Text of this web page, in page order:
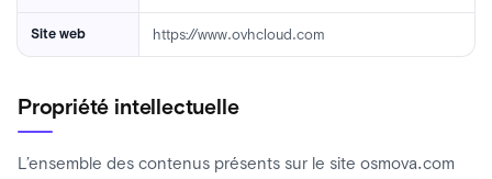
Site web https://www.ovhcloud.com
Propriété intellectuelle
L’ensemble des contenus présents sur le site osmova.com